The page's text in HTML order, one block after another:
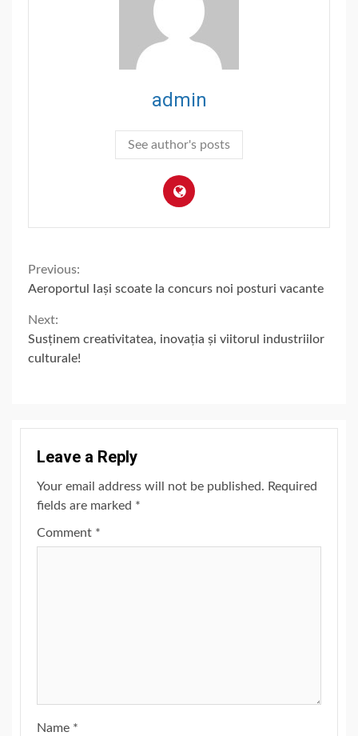
admin
See author's posts
Continue
Reading
Previous:
Aeroportul Iași scoate la concurs noi posturi vacante
Next:
Susținem creativitatea, inovația și viitorul industriilor
culturale!
Leave a Reply
Your email address will not be published. Required
fields are marked *
Comment *
Name *